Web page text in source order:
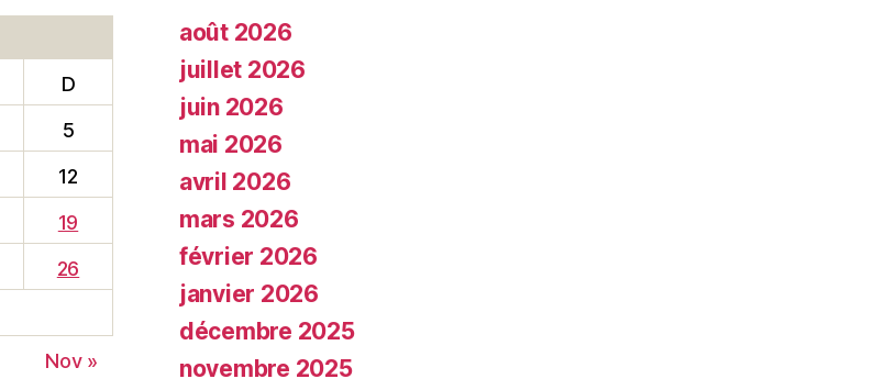
D
5
12
19
26
Nov »
août 2026
juillet 2026
juin 2026
mai 2026
avril 2026
mars 2026
février 2026
janvier 2026
décembre 2025
novembre 2025